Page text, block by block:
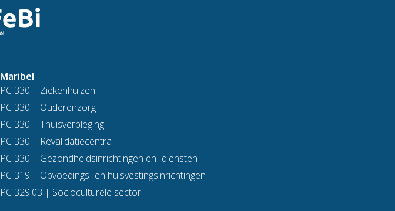
Maribel
PC 330 | Ziekenhuizen
PC 330 | Ouderenzorg
PC 330 | Thuisverpleging
PC 330 | Revalidatiecentra
PC 330 | Gezondheidsinrichtingen en -diensten
PC 319 | Opvoedings- en huisvestingsinrichtingen
PC 329.03 | Socioculturele sector